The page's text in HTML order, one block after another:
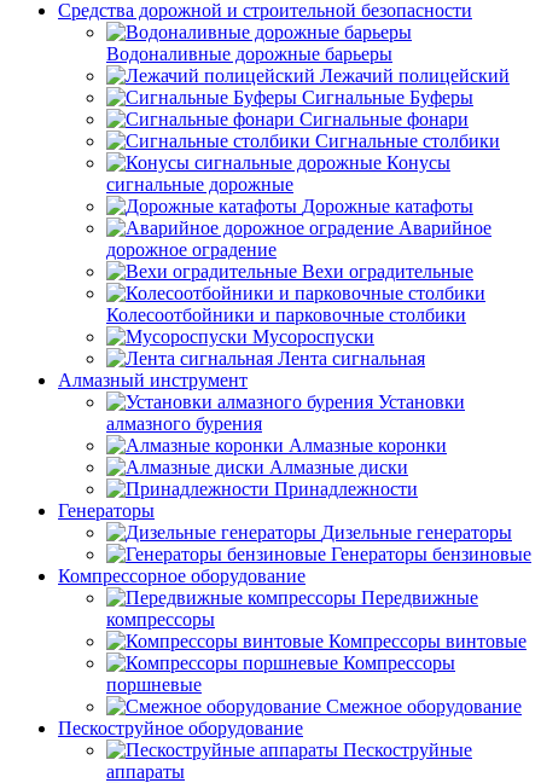
Средства дорожной и строительной безопасности
Водоналивные дорожные барьеры
Лежачий полицейский
Сигнальные Буферы
Сигнальные фонари
Сигнальные столбики
Конусы
сигнальные дорожные
Дорожные катафоты
Аварийное
дорожное оградение
Вехи оградительные
Колесоотбойники и парковочные столбики
Мусороспуски
Лента сигнальная
Алмазный инструмент
Установки
алмазного бурения
Алмазные коронки
Алмазные диски
Принадлежности
Генераторы
Дизельные генераторы
Генераторы бензиновые
Компрессорное оборудование
Передвижные
компрессоры
Компрессоры винтовые
Компрессоры
поршневые
Смежное оборудование
Пескоструйное оборудование
Пескоструйные
аппараты